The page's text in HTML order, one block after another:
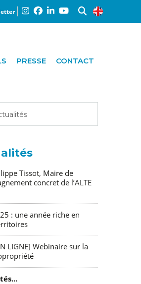
PRESSE CONTACT
Tissot, Maire de
concret de l’ALTE
: une année riche en
LIGNE] Webinaire sur la